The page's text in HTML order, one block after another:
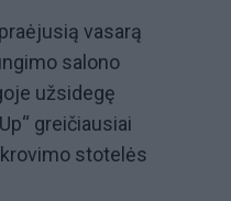
vasarą
salono
užsidegę
greičiausiai
stotelės